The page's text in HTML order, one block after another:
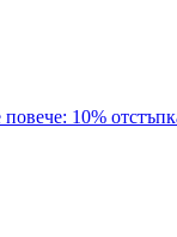
повече: 10%